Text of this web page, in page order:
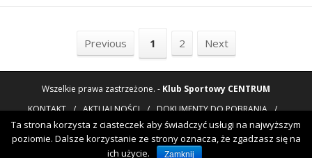
NOWOTORUŃSKA 8, BYDGOSZCZ / 52361-45-10 / 52
Previous 1 2 Next
Wszelkie prawa zastrzeżone. - Klub Sportowy CENTRUM
KONTAKT / AKTUALNOŚCI / DOKUMENTY DO POBRANIA /
POLITYKA PRYWATNOŚCI
Ta strona korzysta z ciasteczek aby świadczyć usługi na najwyższym
poziomie. Dalsze korzystanie ze strony oznacza, że zgadzasz się na
ich użycie.
Zamknij